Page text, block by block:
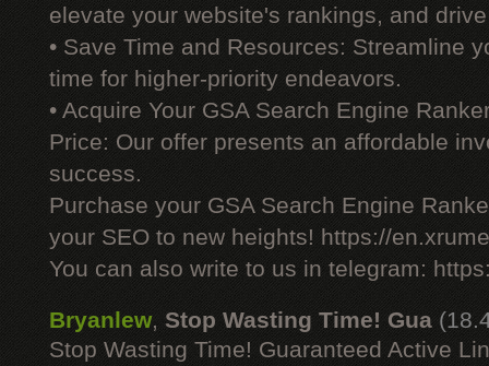
elevate your website's rankings, and
• Save Time and Resources: Streamline
time for higher-priority endeavors.
• Acquire Your GSA Search Engine
Price: Our offer presents an affordable
success.
Purchase your GSA Search Engine
your SEO to new heights! https://
You can also write to us in telegram:
Bryanlew, Stop Wasting Time! Gua
Stop Wasting Time! Guaranteed Active